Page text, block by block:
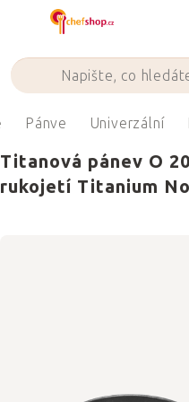
Pánve Univerzální
Titanová pánev O
rukojetí Titanium